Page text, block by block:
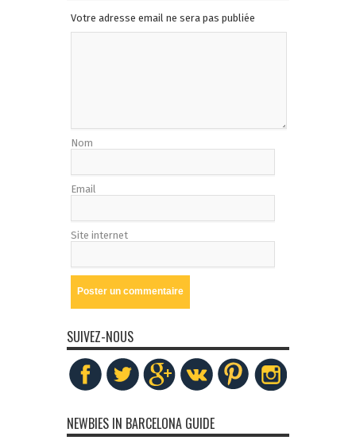
Votre adresse email ne sera pas publiée
Nom
Email
Site internet
SUIVEZ-NOUS
NEWBIES IN BARCELONA GUIDE